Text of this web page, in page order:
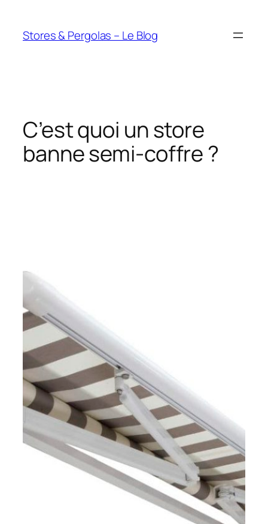
contenu
Stores & Pergolas – Le Blog
C’est quoi un store
banne semi-coffre ?